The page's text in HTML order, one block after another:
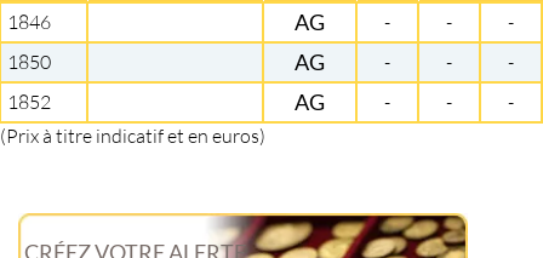
1846 AG - -
-
1850
AG - -
-
1852
AG - -
-
(Prix à titre indicatif et en euros)
CRÉEZ VOTRE ALERTE